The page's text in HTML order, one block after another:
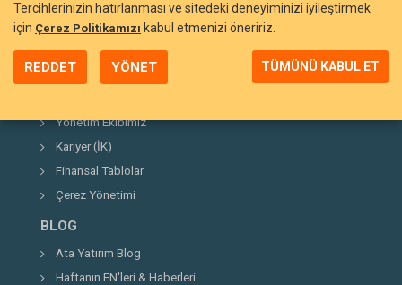
BIZI TANIYIN
Neden Ata Yatırım?
Şirket Hakkında
Yönetim Ekibimiz
Kariyer (İK)
Finansal Tablolar
Çerez Yönetimi
BLOG
Ata Yatırım Blog
Haftanın EN'leri & Haberleri
Tercihlerinizin hatırlanması ve sitedeki deneyiminizi iyileştirmek
için Çerez Politikamızı kabul etmenizi öneririz.
REDDET YÖNET TÜMÜNÜ KABUL ET